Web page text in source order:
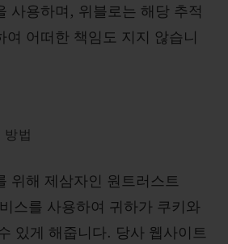
사용하며, 위블로는 해당 추적
여 어떠한 책임도 지지 않습니
법
위해 제삼자인 원트러스트
스를 사용하여 귀하가 쿠키와
있게 해줍니다. 당사 웹사이트